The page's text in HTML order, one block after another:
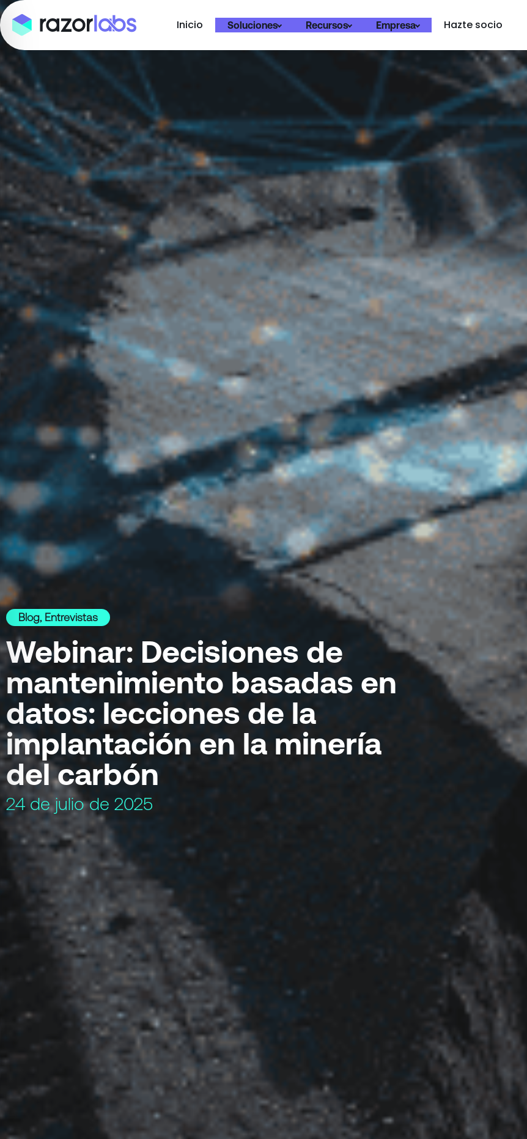
Inicio Soluciones Recursos Empresa Hazte socio
Blog, Entrevistas
Webinar: Decisiones de
mantenimiento basadas en
datos: lecciones de la
implantación en la minería
del carbón
24 de julio de 2025